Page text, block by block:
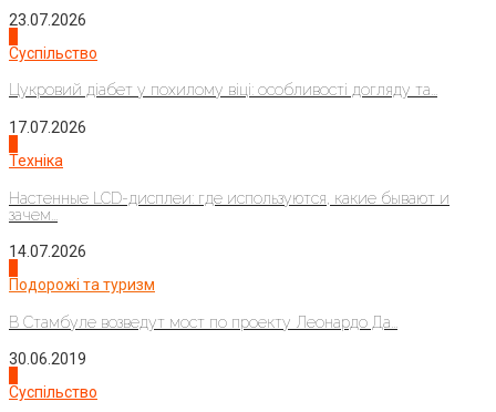
23.07.2026
Суспільство
Цукровий діабет у похилому віці: особливості догляду та...
17.07.2026
Техніка
Настенные LCD-дисплеи: где используются, какие бывают и
зачем...
14.07.2026
Подорожі та туризм
В Стамбуле возведут мост по проекту Леонардо Да...
30.06.2019
Суспільство